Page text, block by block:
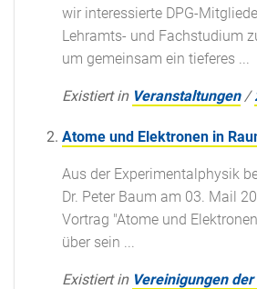
wir interessierte DPG-
Lehramts- und Fachstudium
um gemeinsam ein tieferes ...
Existiert in Veranstaltungen /
Atome und Elektronen in
Aus der Experimentalphysik
Dr. Peter Baum am 03. Mail
Vortrag "Atome und
über sein ...
Existiert in Vereinigungen der